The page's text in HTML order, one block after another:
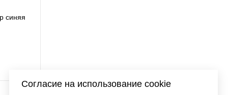
синяя
Согласие на использование cookie